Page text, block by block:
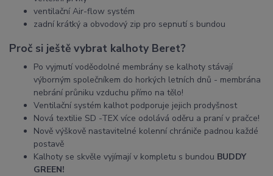
ventilační Air-flow systém
zadní krátký a obvodový zip pro sepnutí s bundou
Proč si ještě vybrat kalhoty Beret?
Po vyjmutí voděodolné membrány se kalhoty stávají
výborným společníkem do horkých letních dnů - membrána
nebrání průniku vzduchu přímo na tělo!
Ventilační systém kalhot podporuje jejich prodyšnost
Nová textilie SD -TEX více odolává oděru a praní v pračce!
Nově výškově nastavitelné kolenní chrániče padnou každé
postavě
Kalhoty se skvěle vyjímají v kompletu s bundou BUDDY
GREEN!